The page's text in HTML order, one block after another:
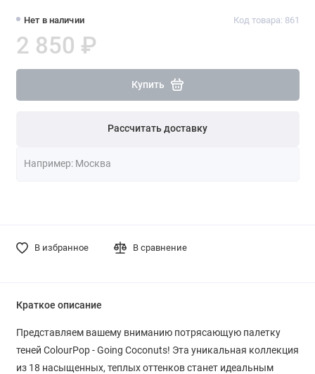
Нет в наличии Код товара: 861
2 850 ₽
Купить
Рассчитать доставку
В избранное В сравнение
Краткое описание
Представляем вашему вниманию потрясающую палетку
теней ColourPop - Going Coconuts! Эта уникальная коллекция
из 18 насыщенных, теплых оттенков станет идеальным